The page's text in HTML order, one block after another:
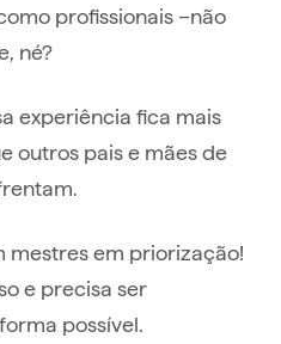
profissionais –não
né?
experiência fica mais
outros pais e mães de
mestres em priorização!
e precisa ser
possível.